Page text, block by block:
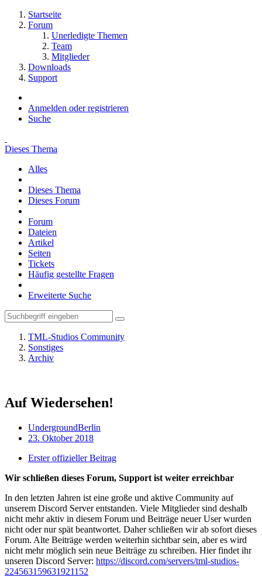
Startseite
Forum
Unerledigte Themen
Team
Mitglieder
Downloads
Support
Anmelden oder registrieren
Suche
Dieses Thema
Alles
Dieses Thema
Dieses Forum
Forum
Dateien
Artikel
Seiten
Tickets
Häufig gestellte Fragen
Erweiterte Suche
TML-Studios Community
Sonstiges
Archiv
Auf Wiedersehen!
UndergroundBerlin
23. Oktober 2018
Erster offizieller Beitrag
Wir schließen dieses Forum, Support ist weiter erreichbar
In den letzten Jahren ist eine große und aktive Community auf
unserem Discord Server entstanden. Viele Mitglieder sind deshalb
nicht mehr aktiv in diesem Forum und Beiträge neuer User wurden
nicht oder nur spät beantwortet. Daher schließen wir ab sofort dieses
Forum. Alte Beiträge werden weiterhin sichtbar sein, aber es wird
nicht mehr möglich sein neue Beiträge zu schreiben. Hier findet ihr
unseren Discord Server: https://discord.com/servers/tml-studios-
224563159631921152